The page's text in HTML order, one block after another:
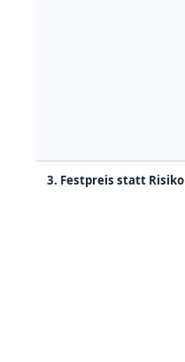
3. Festpreis statt Risiko